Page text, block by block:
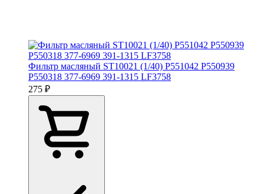
Фильтр масляный ST10021 (1/40) P551042 P550939
P550318 377-6969 391-1315 LF3758
275 ₽